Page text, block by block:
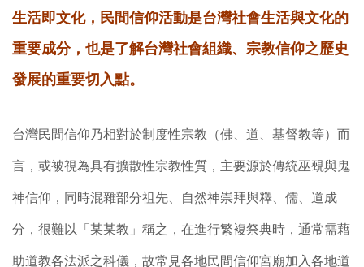
生活即文化，民間信仰活動是台灣社會生活與文化的
重要成分，也是了解台灣社會組織、宗教信仰之歷史
發展的重要切入點。
台灣民間信仰乃相對於制度性宗教（佛、道、基督教等）而
言，或被視為具有擴散性宗教性質，主要源於傳統巫覡與鬼
神信仰，同時混雜部分祖先、自然神崇拜與釋、儒、道成
分，很難以「某某教」稱之，在進行繁複祭典時，通常需藉
助道教各法派之科儀，故常見各地民間信仰宮廟加入各地道